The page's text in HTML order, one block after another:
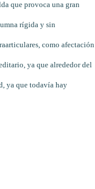
que provoca una gran
rígida y sin
como afectación
ya que alrededor del
ya que todavía hay